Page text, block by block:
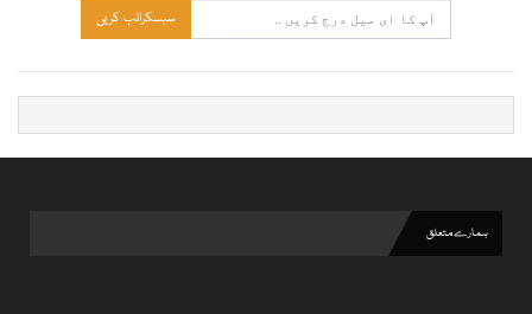
سبسکرائب کریں
ہمارے متعلق